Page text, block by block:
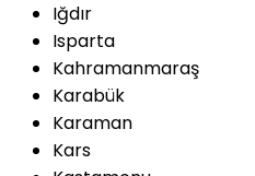
Iğdır
Isparta
Kahramanmaraş
Karabük
Karaman
Kars